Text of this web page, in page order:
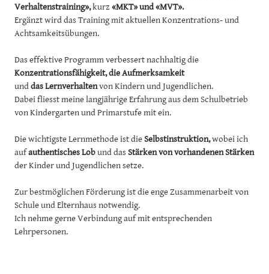
Verhaltenstraining»,kurz «MKT» und «MVT».
Ergänzt wird das Training mit aktuellen Konzentrations- und
Achtsamkeitsübungen.
Das effektive Programm verbessert nachhaltig die
Konzentrationsfähigkeit, die Aufmerksamkeit
unddas Lernverhaltenvon Kindern und Jugendlichen.
Dabei fliesst meine langjährige Erfahrung aus dem Schulbetrieb
von Kindergarten und Primarstufe mit ein.
Die wichtigste Lernmethode ist dieSelbstinstruktion,wobei ich
aufauthentisches Lobund das Stärken von vorhandenen Stärken
der Kinder und Jugendlichen setze.
Zur bestmöglichen Förderung ist die enge Zusammenarbeit von
Schule und Elternhaus notwendig.
Ich nehme gerne Verbindung auf mit entsprechenden
Lehrpersonen.